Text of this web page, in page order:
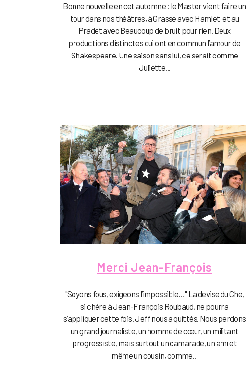
Bonne nouvelle en cet automne : le Master vient faire un
tour dans nos théâtres, à Grasse avec Hamlet, et au
Pradet avec Beaucoup de bruit pour rien. Deux
productions distinctes qui ont en commun l’amour de
Shakespeare. Une saison sans lui, ce serait comme
Juliette...
Merci Jean-François
"Soyons fous, exigeons l’impossible…" La devise du Che,
si chère à Jean-François Roubaud, ne pourra
s’appliquer cette fois. Jeff nous a quittés. Nous perdons
un grand journaliste, un homme de cœur, un militant
progressiste, mais surtout un camarade, un ami et
même un cousin, comme...